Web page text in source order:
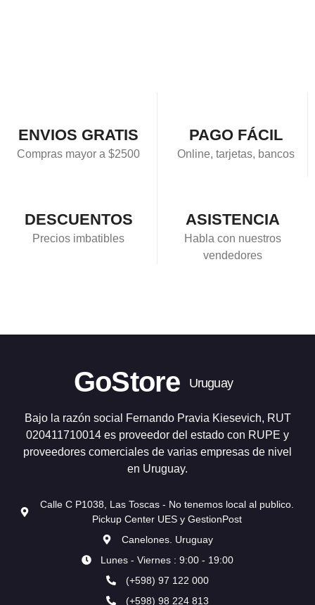
ENVIOS GRATIS
Compras mayor a $2500
PAGO FÁCIL
Online, tarjetas, bancos
DESCUENTOS
Precios imbatibles
ASISTENCIA
Habla con nuestros
vendedores
GoStore Uruguay
Bajo la razón social Fernando Pravia Kiesevich, RUT
020411710014 es proveedor del estado con RUPE y
proveedores comerciales de varias empresas de nivel
en Uruguay.
Calle C P1038, Las Toscas - No tenemos local al publico.
Pickup Center UES y GestionPost
Canelones. Uruguay
Lunes - Viernes : 9:00 - 19:00
(+598) 97 122 000
(+598) 98 224 813